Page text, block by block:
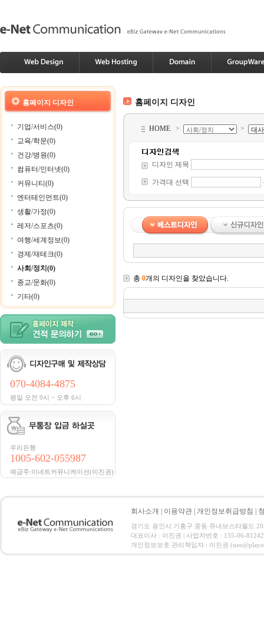
홈페이지 디자인
기업/서비스(0)
교육/학문(0)
건강/병원(0)
컴퓨터/인터넷(0)
커뮤니티(0)
엔터테인먼트(0)
생활/가정(0)
레저/스포츠(0)
여행/세계정보(0)
경제/재테크(0)
사회/정치(0)
종교/문화(0)
기타(0)
070-4084-4875
평일 오전 9시 ~ 오후 6시
우리은행
1005-602-055987
예금주:이네트커뮤니케이션(이진권)
홈페이지 디자인
HOME > >
디자인 제목
가격대 선택
총 0개의 디자인을 찾았습니다.
회사소개 이용약관 개인정보취급방침
경기도 용인시 기흥구 중동 쥬네브스타월드
대표이사 : 이진권 | 사업자번호 : 135-06-
개인정보보호 관리책임자 : 이진권